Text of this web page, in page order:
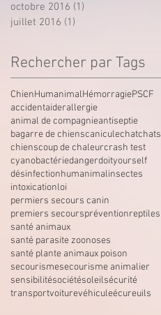
octobre 2016 (1)
juillet 2016 (1)
Rechercher par Tags
ChienHumanimalHémorragiePSCF
accidentaiderallergie
animal de compagnieantiseptie
bagarre de chienscaniculechatchats
chienscoup de chaleurcrash test
cyanobactériedangerdoityourself
désinfectionhumanimalinsectes
intoxicationloi
permiers secours canin
premiers secourspréventionreptiles
santé animaux
santé parasite zoonoses
santé plante animaux poison
secourismesecourisme animalier
sensibilitésociétésoleilsécurité
transportvoiturevéhiculeécureuils